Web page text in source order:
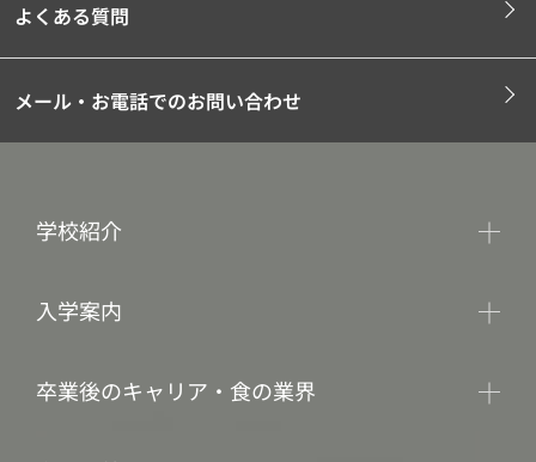
よくある質問
メール・お電話でのお問い合わせ
学校紹介
入学案内
卒業後のキャリア・食の業界